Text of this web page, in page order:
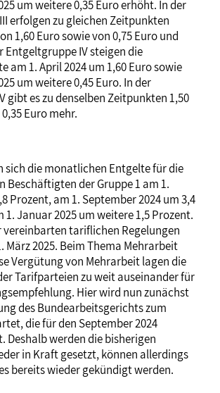
um weitere 0,35 Euro erhöht. In der
erfolgen zu gleichen Zeitpunkten
1,60 Euro sowie von 0,75 Euro und
Entgeltgruppe IV steigen die
am 1. April 2024 um 1,60 Euro sowie
um weitere 0,45 Euro. In der
gibt es zu denselben Zeitpunkten 1,50
Euro mehr.
sich die monatlichen Entgelte für die
der Gruppe 1 am 1.
Prozent, am 1. September 2024 um 3,4
1. Januar 2025 um weitere 1,5 Prozent.
vereinbarten tariflichen Regelungen
März 2025. Beim Thema Mehrarbeit
Vergütung von Mehrarbeit lagen die
Tarifparteien zu weit auseinander für
Hier wird nun zunächst
des Bundearbeitsgerichts zum
die für den September 2024
Deshalb werden die bisherigen
in Kraft gesetzt, können allerdings
bereits wieder gekündigt werden.